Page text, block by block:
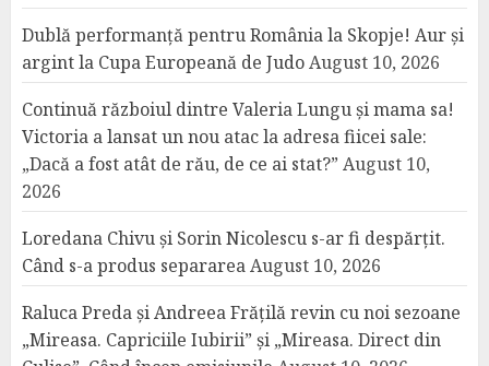
Dublă performanță pentru România la Skopje! Aur și
argint la Cupa Europeană de JudoAugust 10, 2026
Continuă războiul dintre Valeria Lungu și mama sa!
Victoria a lansat un nou atac la adresa fiicei sale:
„Dacă a fost atât de rău, de ce ai stat?” August 10,
2026
Loredana Chivu și Sorin Nicolescu s-ar fi despărțit.
Când s-a produs separareaAugust 10, 2026
Raluca Preda și Andreea Frățilă revin cu noi sezoane
„Mireasa. Capriciile Iubirii” și „Mireasa. Direct din